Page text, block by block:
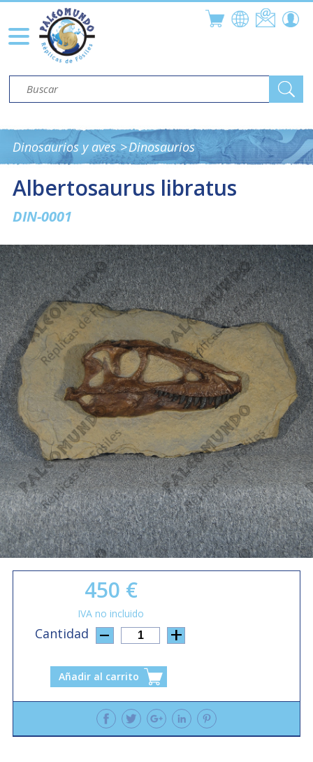
Dinosaurios y aves Dinosaurios
Albertosaurus libratus
DIN-0001
450 €
Cantidad 1
Añadir al carrito